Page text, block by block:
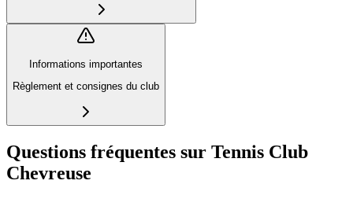
Informations importantes
Règlement et consignes du club
Questions fréquentes sur Tennis Club
Chevreuse